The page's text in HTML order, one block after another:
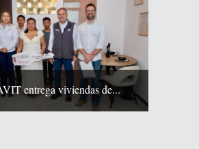
entrega viviendas de...